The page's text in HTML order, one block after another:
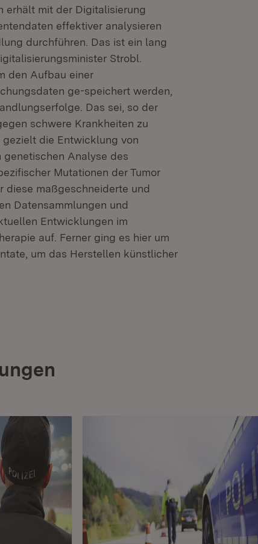
erhält mit der Digitalisierung
effektiver analysieren
durchführen. Das ist ein lang
Strobl.
den Aufbau einer
ge-speichert werden,
Das sei, so der
schwere Krankheiten zu
die Entwicklung von
Analyse des
Mutationen der Tumor
diese maßgeschneiderte und
Datensammlungen und
Entwicklungen im
auf. Ferner ging es hier um
um das Herstellen künstlicher